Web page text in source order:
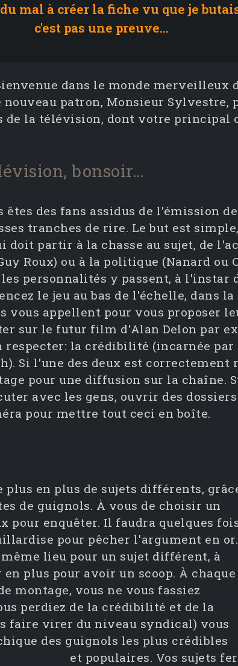
mal à créer la fiche vu que je
c'est pas une preuve...
dans le monde merveilleux
patron, Monsieur Sylvestre,
de la télévision, dont votre principal
bonsoir…
êtes des fans assidus de l'émission
tranches de rire. Le but est
doit partir à la chasse au sujet, de
Roux) ou à la politique (Nanard ou
personnalités y passent, à l'instar
le jeu au bas de l'échelle, dans la
vous appellent pour vous proposer
sur le futur film d'Alan Delon par
respecter: la crédibilité (incarnée par
Si l'une des deux est
pour une diffusion sur la chaîne.
avec les gens, ouvrir des
pour mettre tout ceci en boîte.
plus en plus de sujets différents,
de guignols. À vous de choisir un
pour enquêter. Il faudra quelques
pour pêcher l'argument en or.
lieu pour un sujet différent, à
plus pour avoir un scoop. À chaque
montage, vous ne vous fassiez
perdiez de la crédibilité et de la
faire virer du niveau syndical) vous
des guignols les plus crédibles
et populaires. Vos sujets